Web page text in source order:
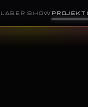
LASER SHOW PROJEKTI